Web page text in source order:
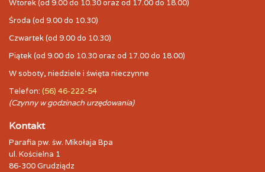
Wtorek (od 9.00 do 10.30 oraz od 17.00 do 18.00)
Środa (od 9.00 do 10.30)
Czwartek (od 9.00 do 10.30)
Piątek (od 9.00 do 10.30 oraz od 17.00 do 18.00)
W soboty, niedziele i święta nieczynne
Telefon: (56) 46-222-54
(Czynny w godzinach urzędowania)
Kontakt
Parafia pw. św. Mikołaja Bpa
ul. Kościelna 1
86-300 Grudziądz